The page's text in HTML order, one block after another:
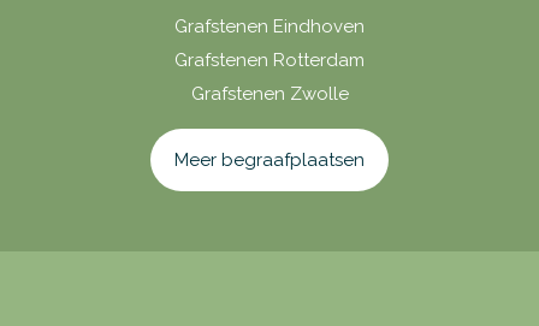
Grafstenen Eindhoven
Grafstenen Rotterdam
Grafstenen Zwolle
Meer begraafplaatsen